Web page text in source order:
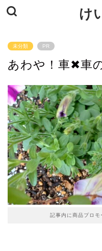
け
未分類 PR
あわや！車✖車
記事内に商品プロモ